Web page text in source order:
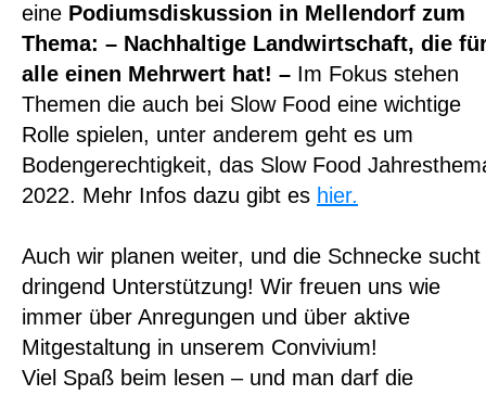
eine Podiumsdiskussion in Mellendorf zum
Thema: – Nachhaltige Landwirtschaft, die
alle einen Mehrwert hat! – Im Fokus stehen
Themen die auch bei Slow Food eine wichtige
Rolle spielen, unter anderem geht es um
Bodengerechtigkeit, das Slow Food
2022. Mehr Infos dazu gibt es hier.
Auch wir planen weiter, und die Schnecke sucht
dringend Unterstützung! Wir freuen uns wie
immer über Anregungen und über aktive
Mitgestaltung in unserem Convivium!
Viel Spaß beim lesen – und man darf die